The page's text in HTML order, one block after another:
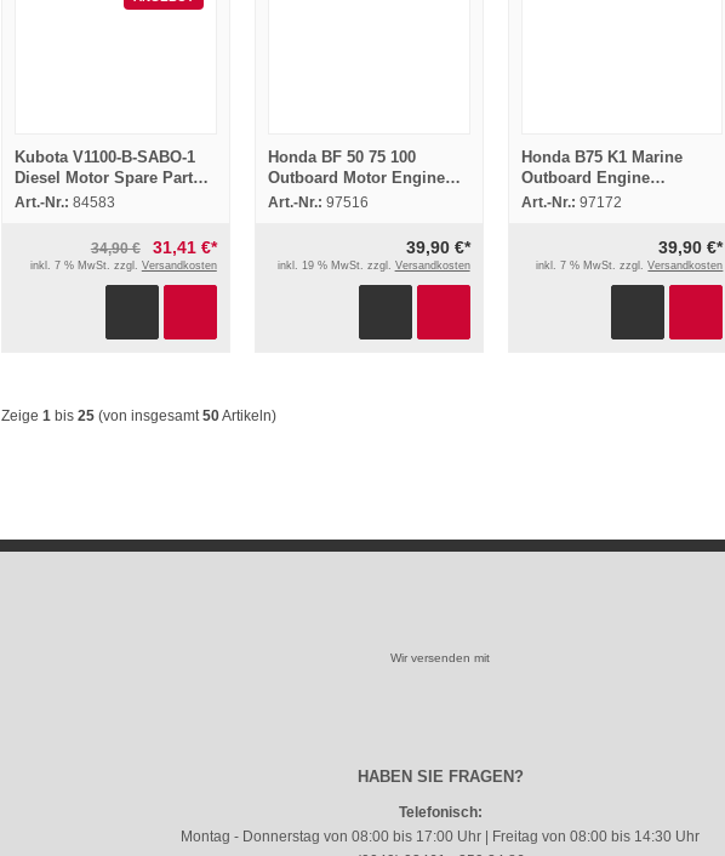
Kubota V1100-B-SABO-1
Diesel Motor Spare Parts
List Ersatzteilliste 1983
Art.-Nr.: 84583
34,90 € 31,41 €*
inkl. 7 % MwSt. zzgl. Versandkosten
Honda BF 50 75 100
Outboard Motor Engine
Ersatzteillisten Parts List
Art.-Nr.: 97516
39,90 €*
inkl. 19 % MwSt. zzgl. Versandkosten
Honda B75 K1 Marine
Outboard Engine
Aussenborder
Art.-Nr.: 97172
39,90 €*
inkl. 7 % MwSt. zzgl.Versandkosten
Zeige 1 bis 25 (von insgesamt50Artikeln)
Wir versenden mit
HABEN SIE FRAGEN?
Telefonisch:
Montag - Donnerstag von 08:00 bis 17:00 Uhr | Freitag von 08:00 bis 14:30 Uhr